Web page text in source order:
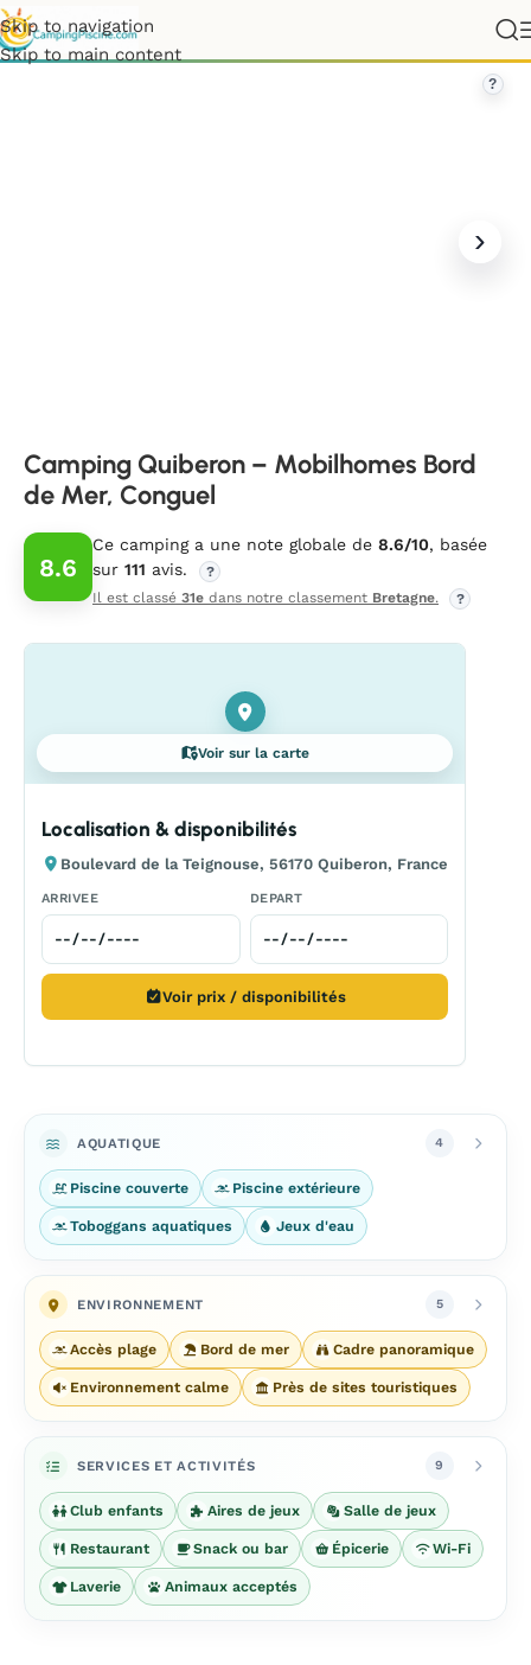
Skip to navigation
Skip to main content
»Camping Quiberon – Mobilhomes Bord de Mer, Conguel
?
Camping Quiberon – Mobilhomes Bord
de Mer, Conguel
8.6
Ce camping a une note globale de 8.6/10, basée
sur 111 avis.
?
Il est classé 31e dans notre classement Bretagne. ?
Voir sur la carte
Localisation & disponibilités
Boulevard de la Teignouse, 56170 Quiberon, France
ARRIVEE DEPART
Voir prix / disponibilités
AQUATIQUE 4
Piscine couverte Piscine extérieure
Toboggans aquatiques Jeux d'eau
ENVIRONNEMENT 5
Accès plage Bord de mer Cadre panoramique
Environnement calme Près de sites touristiques
SERVICES ET ACTIVITÉS 9
Club enfants Aires de jeux Salle de jeux
Restaurant Snack ou bar Épicerie Wi-Fi
Laverie Animaux acceptés